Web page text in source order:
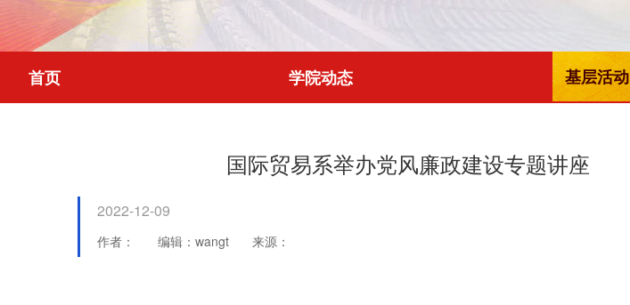
首页 学院动态 基层活动
国际贸易系举办党风廉政建设专题讲座
2022-12-09
作者： 编辑：wangt 来源：